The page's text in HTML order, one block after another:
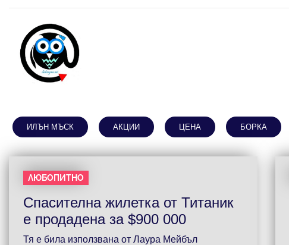
ИЛЪН МЪСК АКЦИИ ЦЕНА БОРКА
ЛЮБОПИТНО
Спасителна жилетка от Титаник
е продадена за $900 000
Тя е била използвана от Лаура Мейбъл